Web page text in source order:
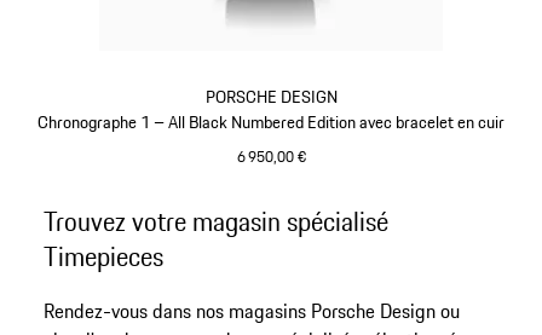
PORSCHE DESIGN
Chronographe 1 – All Black Numbered Edition avec bracelet en cuir
6 950,00 €
au
début
la
Trouvez votre magasin spécialisé
Timepieces
Rendez-vous dans nos magasins Porsche Design ou